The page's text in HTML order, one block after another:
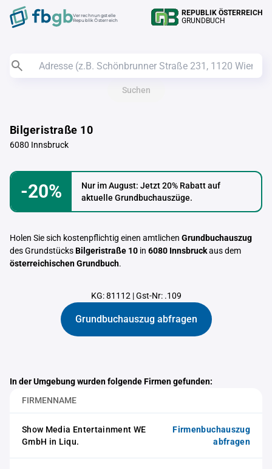
Verrechnungstelle
Republik Österreich
REPUBLIK ÖSTERREICH
GRUNDBUCH
Suchen
Bilgeristraße 10
6080 Innsbruck
-20%
Nur im August: Jetzt 20% Rabatt auf
aktuelle Grundbuchauszüge.
Holen Sie sich kostenpflichtig einen amtlichen Grundbuchauszug
des GrundstücksBilgeristraße 10 in 6080 Innsbruckaus dem
österreichischen Grundbuch.
KG: 81112 |Gst-Nr: .109
Grundbuchauszug abfragen
In der Umgebung wurden folgende Firmen gefunden:
FIRMENNAME
Show Media Entertainment WE
GmbH in Liqu.
Firmenbuchauszug
abfragen